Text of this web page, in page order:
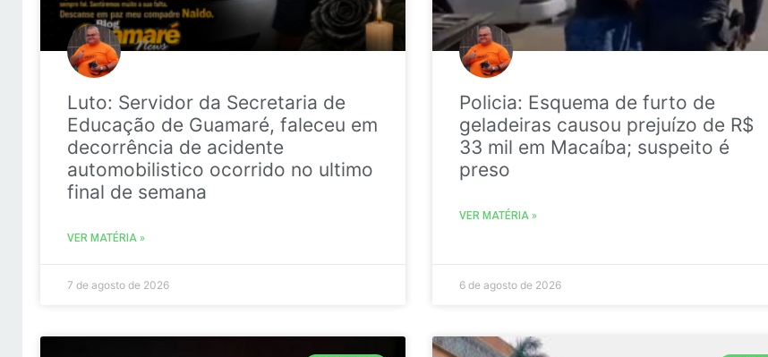
Luto: Servidor da Secretaria de
Educação de Guamaré, faleceu em
decorrência de acidente
automobilistico ocorrido no ultimo
final de semana
VER MATÉRIA »
7 de agosto de 2026
Policia: Esquema de furto de
geladeiras causou prejuízo de R$
33 mil em Macaíba; suspeito é
preso
VER MATÉRIA »
6 de agosto de 2026